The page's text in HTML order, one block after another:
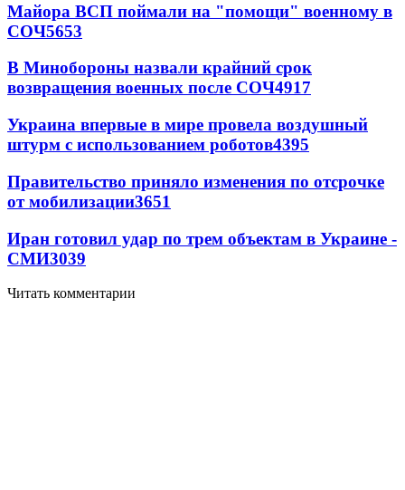
Майора ВСП поймали на "помощи" военному в
СОЧ5653
В Минобороны назвали крайний срок
возвращения военных после СОЧ4917
Украина впервые в мире провела воздушный
штурм с использованием роботов4395
Правительство приняло изменения по отсрочке
от мобилизации3651
Иран готовил удар по трем объектам в Украине -
СМИ3039
Читать комментарии